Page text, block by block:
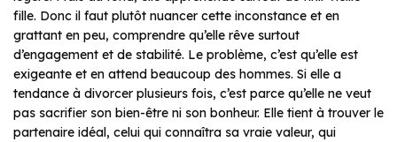
fille. Donc il faut plutôt nuancer cette inconstance et en
grattant en peu, comprendre qu’elle rêve surtout
d’engagement et de stabilité. Le problème, c’est qu’elle est
exigeante et en attend beaucoup des hommes. Si elle a
tendance à divorcer plusieurs fois, c’est parce qu’elle ne veut
pas sacrifier son bien-être ni son bonheur. Elle tient à trouver le
partenaire idéal, celui qui connaîtra sa vraie valeur, qui